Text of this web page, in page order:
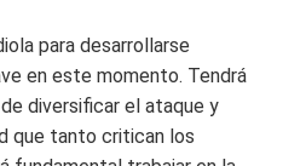
para desarrollarse
en este momento. Tendrá
diversificar el ataque y
que tanto critican los